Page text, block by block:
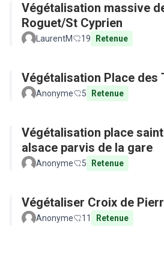
Végétalisation massive
Roguet/St Cyprien
LaurentM 19 Retenue
Végétalisation Place des
Anonyme 5 Retenue
Végétalisation place
alsace parvis de la gare
Anonyme 5 Retenue
Végétaliser Croix de
Anonyme 11 Retenue